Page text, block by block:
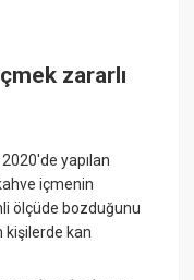
zararlı
yapılan
içmenin
ölçüde bozduğunu
kişilerde kan